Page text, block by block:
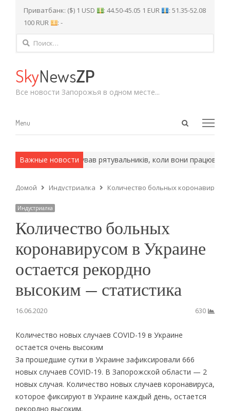
Приватбанк: ($) 1 USD : 44.50-45.05 1 EUR
: 51.35-52.08
100 RUR
: -
Найти:
SkyNewsZP
Все новости Запорожья в одном месте...
Open
Menu
Menu
Важные новости
ворожий БпЛА атакував рятувальників, коли вони працювали
Домой Индустриалка Количество больных
Индустриалка
Количество больных
коронавирусом в Украине
остается рекордно
высоким — статистика
16.06.2020 630
Количество новых случаев COVID-19 в Украине
остается очень высоким
За прошедшие сутки в Украине зафиксировали 666
новых случаев COVID-19. В Запорожской области — 2
новых случая. Количество новых случаев коронавируса,
которое фиксируют в Украине каждый день, остается
рекордно высоким.